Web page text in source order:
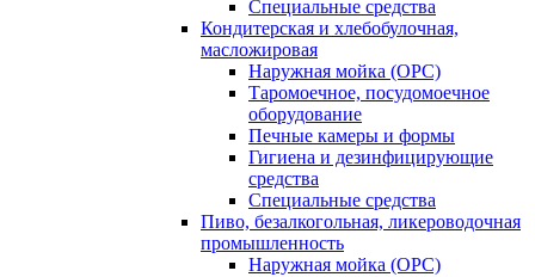
Специальные средства
Кондитерская и хлебобулочная,
масложировая
Наружная мойка (ОРС)
Таромоечное, посудомоечное
оборудование
Печные камеры и формы
Гигиена и дезинфицирующие
средства
Специальные средства
Пиво, безалкогольная, ликероводочная
промышленность
Наружная мойка (ОРС)